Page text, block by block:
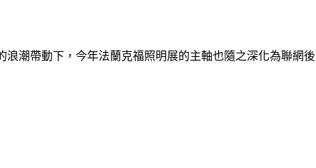
潮帶動下，今年法蘭克福照明展的主軸也隨之深化為聯網